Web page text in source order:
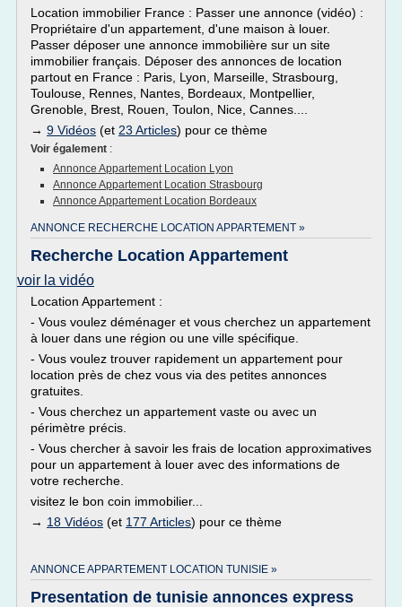
Location immobilier France : Passer une annonce (vidéo) :
Propriétaire d'un appartement, d'une maison à louer.
Passer déposer une annonce immobilière sur un site
immobilier français. Déposer des annonces de location
partout en France : Paris, Lyon, Marseille, Strasbourg,
Toulouse, Rennes, Nantes, Bordeaux, Montpellier,
Grenoble, Brest, Rouen, Toulon, Nice, Cannes....
→ 9 Vidéos (et 23 Articles) pour ce thème
Voir également :
Annonce Appartement Location Lyon
Annonce Appartement Location Strasbourg
Annonce Appartement Location Bordeaux
ANNONCE RECHERCHE LOCATION APPARTEMENT »
Recherche Location Appartement
voir la vidéo
Location Appartement :
- Vous voulez déménager et vous cherchez un appartement
à louer dans une région ou une ville spécifique.
- Vous voulez trouver rapidement un appartement pour
location près de chez vous via des petites annonces
gratuites.
- Vous cherchez un appartement vaste ou avec un
périmètre précis.
- Vous chercher à savoir les frais de location approximatives
pour un appartement à louer avec des informations de
votre recherche.
visitez le bon coin immobilier...
→ 18 Vidéos (et 177 Articles) pour ce thème
ANNONCE APPARTEMENT LOCATION TUNISIE »
Presentation de tunisie annonces express